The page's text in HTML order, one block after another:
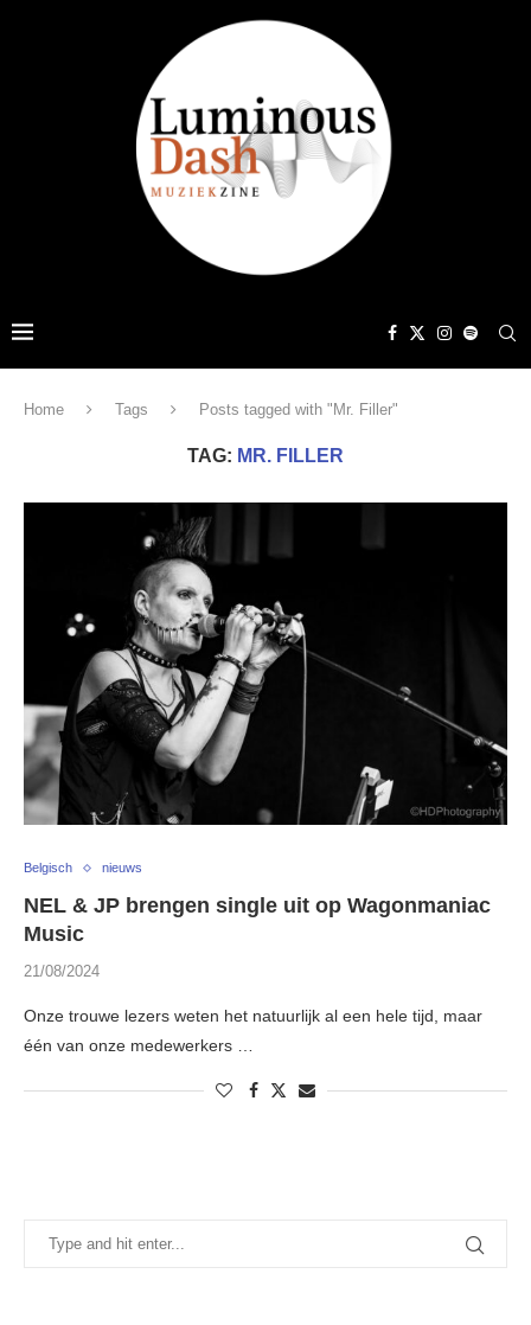
Home Tags Posts tagged with "Mr. Filler"
TAG: MR. FILLER
Belgisch nieuws
NEL & JP brengen single uit op Wagonmaniac
Music
21/08/2024
Onze trouwe lezers weten het natuurlijk al een hele tijd, maar
één van onze medewerkers …